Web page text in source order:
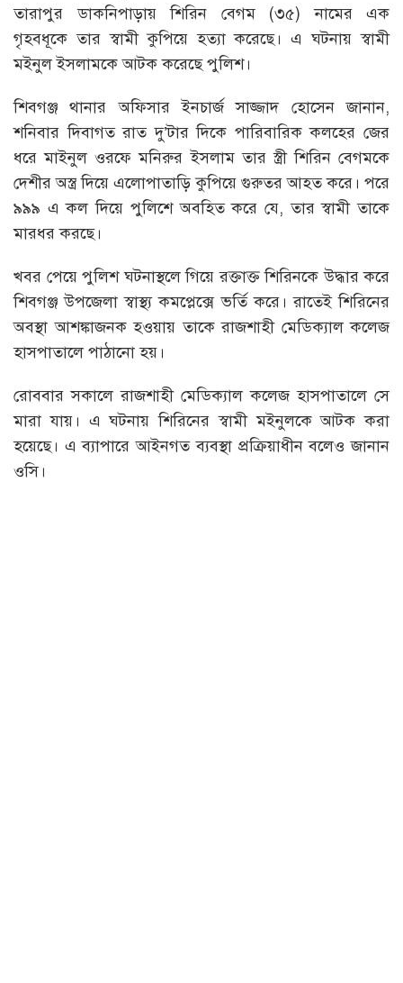
তারাপুর ডাকনিপাড়ায় শিরিন বেগম (৩৫) নামের এক
গৃহবধূকে তার স্বামী কুপিয়ে হত্যা করেছে। এ ঘটনায় স্বামী
মইনুল ইসলামকে আটক করেছে পুলিশ।
শিবগঞ্জ থানার অফিসার ইনচার্জ সাজ্জাদ হোসেন জানান,
শনিবার দিবাগত রাত দু’টার দিকে পারিবারিক কলহের জের
ধরে মাইনুল ওরফে মনিরুর ইসলাম তার স্ত্রী শিরিন বেগমকে
দেশীর অস্ত্র দিয়ে এলোপাতাড়ি কুপিয়ে গুরুতর আহত করে। পরে
৯৯৯ এ কল দিয়ে পুলিশে অবহিত করে যে, তার স্বামী তাকে
মারধর করছে।
খবর পেয়ে পুলিশ ঘটনাস্থলে গিয়ে রক্তাক্ত শিরিনকে উদ্ধার করে
শিবগঞ্জ উপজেলা স্বাস্থ্য কমপ্লেক্সে ভর্তি করে। রাতেই শিরিনের
অবস্থা আশঙ্কাজনক হওয়ায় তাকে রাজশাহী মেডিক্যাল কলেজ
হাসপাতালে পাঠানো হয়।
রোববার সকালে রাজশাহী মেডিক্যাল কলেজ হাসপাতালে সে
মারা যায়। এ ঘটনায় শিরিনের স্বামী মইনুলকে আটক করা
হয়েছে। এ ব্যাপারে আইনগত ব্যবস্থা প্রক্রিয়াধীন বলেও জানান
ওসি।